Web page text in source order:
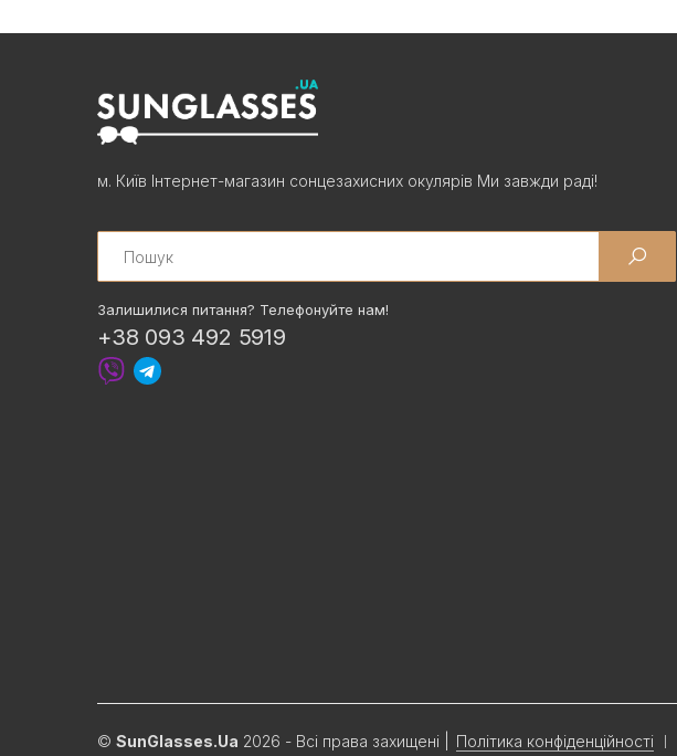
м. Київ Інтернет-магазин сонцезахисних окулярів Ми завжди раді!
Search
Залишилися питання? Телефонуйте нам!
+38 093 492 5919
© SunGlasses.Ua 2026 - Всі права захищені Політика конфіденційності